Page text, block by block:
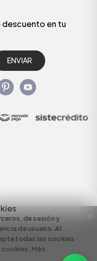
de sesión y
de usuario. Al
todas las cookies
Más
en tu
ENVIAR
6 Dirección: Carrera 50 #